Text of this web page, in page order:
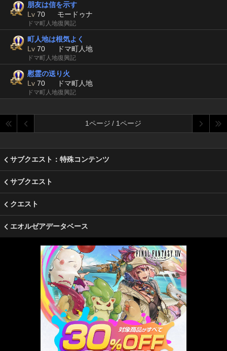
朋友は信を示す
Lv 70 モードゥナ
ドマ町人地復興記
町人地は根気よく
Lv 70 ドマ町人地
ドマ町人地復興記
慰霊の送り火
Lv 70 ドマ町人地
ドマ町人地復興記
1ページ / 1ページ
サブクエスト：特殊コンテンツ
サブクエスト
クエスト
エオルゼアデータベース